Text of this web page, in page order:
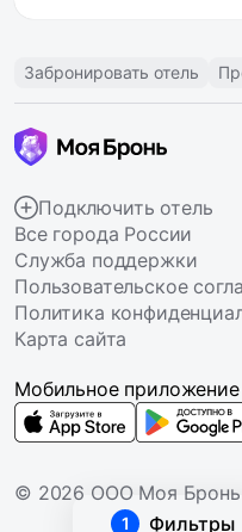
1 Фильтры
Забронировать отель
Подключить отель
Все города России
Служба поддержки
Пользовательское
Политика
Карта сайта
© 2026 ООО Моя Бронь
Мобильное приложение